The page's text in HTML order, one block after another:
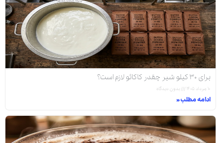
برای ۳۰ کیلو شیر چقدر کاکائو لازم است؟
۱۰ مرداد ۱۴۰۵ بدون دیدگاه
ادامه مطلب »